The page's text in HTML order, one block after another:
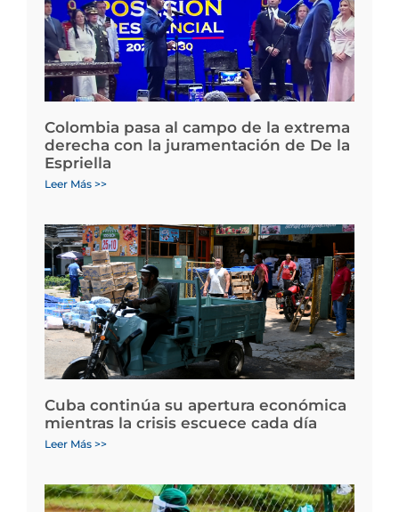
Colombia pasa al campo de la extrema
derecha con la juramentación de De la
Espriella
Leer Más >>
Cuba continúa su apertura económica
mientras la crisis escuece cada día
Leer Más >>